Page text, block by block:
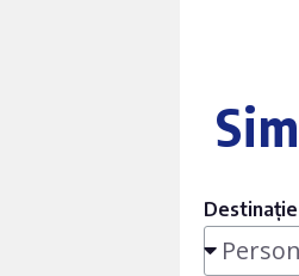
Destinație